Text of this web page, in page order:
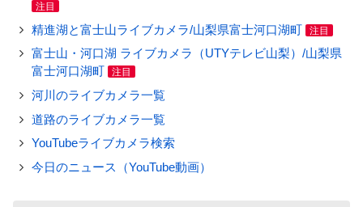
注目
精進湖と富士山ライブカメラ/山梨県富士河口湖町 注目
富士山・河口湖 ライブカメラ（UTYテレビ山梨）/山梨県
富士河口湖町
注目
河川のライブカメラ一覧
道路のライブカメラ一覧
YouTubeライブカメラ検索
今日のニュース（YouTube動画）